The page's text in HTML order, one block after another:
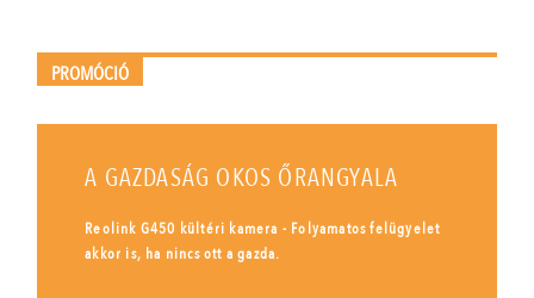
PROMÓCIÓ
A GAZDASÁG OKOS ŐRANGYALA
Reolink G450 kültéri kamera - Folyamatos felügyelet
akkor is, ha nincs ott a gazda.